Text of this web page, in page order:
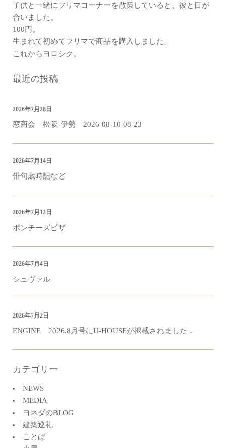
子供と一緒にフリマコーナーを散策していると、彼と目が
合いました。
100円。
生まれて初めてフリマで商品を購入しました。
これからヨロシク。
最近の投稿
窓商会 松阪-伊勢 2026-08-10-08-23
2026年7月28日
俳句歳時記など
2026年7月14日
ポンチーズピザ
2026年7月12日
シュヴァル
2026年7月4日
ENGINE 2026.8月号にU-HOUSEが掲載されました．
2026年7月2日
カテゴリー
NEWS
MEDIA
ヨネダのBLOG
建築巡礼
ことば